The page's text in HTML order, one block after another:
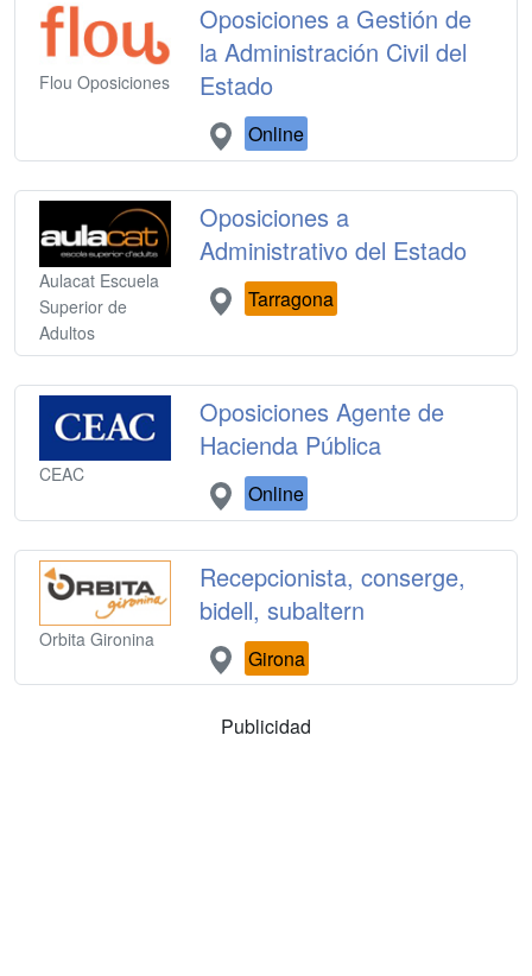
Flou Oposiciones
Oposiciones a Gestión de
la Administración Civil del
Estado
Online
Aulacat Escuela
Superior de
Adultos
Oposiciones a
Administrativo del Estado
Tarragona
CEAC
Oposiciones Agente de
Hacienda Pública
Online
Orbita Gironina
Recepcionista, conserge,
bidell, subaltern
Girona
Publicidad